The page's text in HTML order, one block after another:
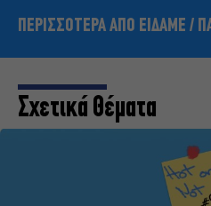
ΠΕΡΙΣΣΟΤΕΡΑ ΑΠΟ ΕΙΔΑΜΕ /
Σχετικά Θέματα